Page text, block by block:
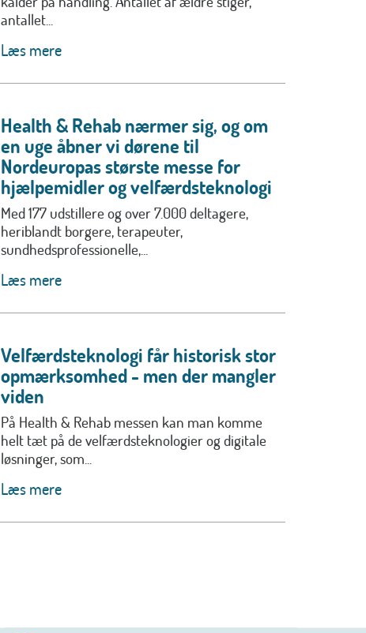
antallet...
Læs mere
Health & Rehab nærmer sig, og om
en uge åbner vi dørene til
Nordeuropas største messe for
hjælpemidler og velfærdsteknologi
Med 177 udstillere og over 7.000 deltagere,
heriblandt borgere, terapeuter,
sundhedsprofessionelle,...
Læs mere
Velfærdsteknologi får historisk stor
opmærksomhed - men der mangler
viden
På Health & Rehab messen kan man komme
helt tæt på de velfærdsteknologier og digitale
løsninger, som...
Læs mere